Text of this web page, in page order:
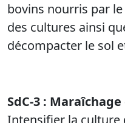
bovins nourris par le
des cultures ainsi
décompacter le sol
SdC-3 :